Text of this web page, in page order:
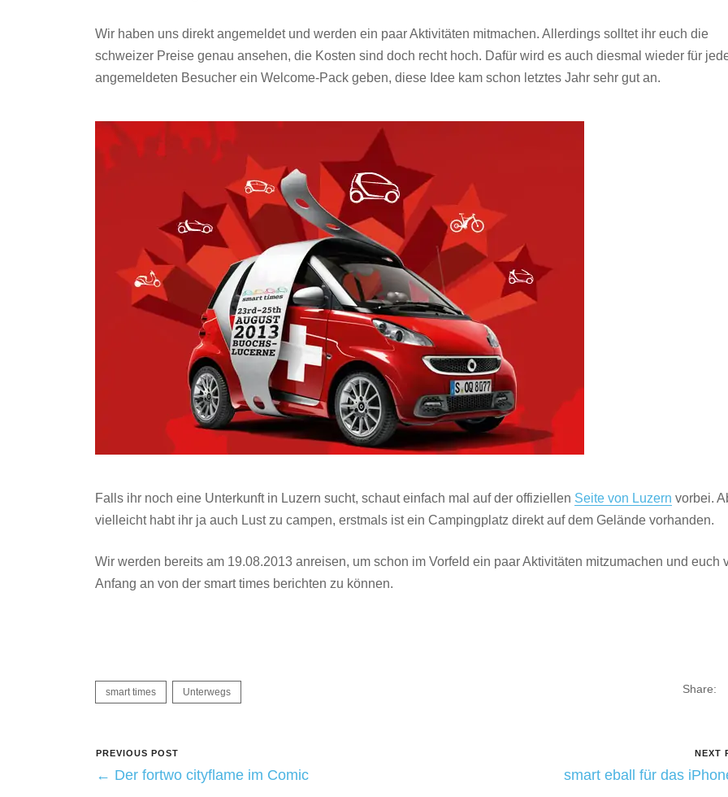
Wir haben uns direkt angemeldet und werden ein paar Aktivitäten mitmachen. Allerdings solltet ihr euch die
schweizer Preise genau ansehen, die Kosten sind doch recht hoch. Dafür wird es auch diesmal wieder für
angemeldeten Besucher ein Welcome-Pack geben, diese Idee kam schon letztes Jahr sehr gut an.
Falls ihr noch eine Unterkunft in Luzern sucht, schaut einfach mal auf der offiziellen Seite von Luzern vorbei.
vielleicht habt ihr ja auch Lust zu campen, erstmals ist ein Campingplatz direkt auf dem Gelände vorhanden.
Wir werden bereits am 19.08.2013 anreisen, um schon im Vorfeld ein paar Aktivitäten mitzumachen und euch
Anfang an von der smart times berichten zu können.
smart times Unterwegs Share:
PREVIOUS POST
← Der fortwo cityflame im Comic
NEXT
smart eball für das